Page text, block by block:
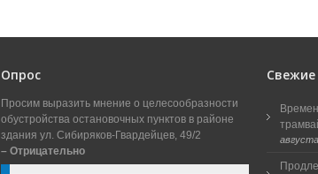
Опрос
Просим выразить мнение о целесообразности
обустройства остановочных пунктов в районе
здания ул. Сибиряков-Гвардейцев, 49/2
– Отрицательно
Свежие